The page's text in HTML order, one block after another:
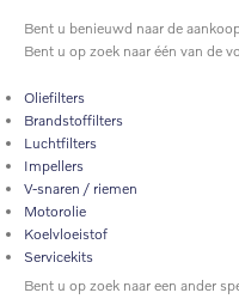
Bent u benieuwd naar de
Bent u op zoek naar één van de
Oliefilters
Brandstoffilters
Luchtfilters
Impellers
V-snaren / riemen
Motorolie
Koelvloeistof
Servicekits
Bent u op zoek naar een ander